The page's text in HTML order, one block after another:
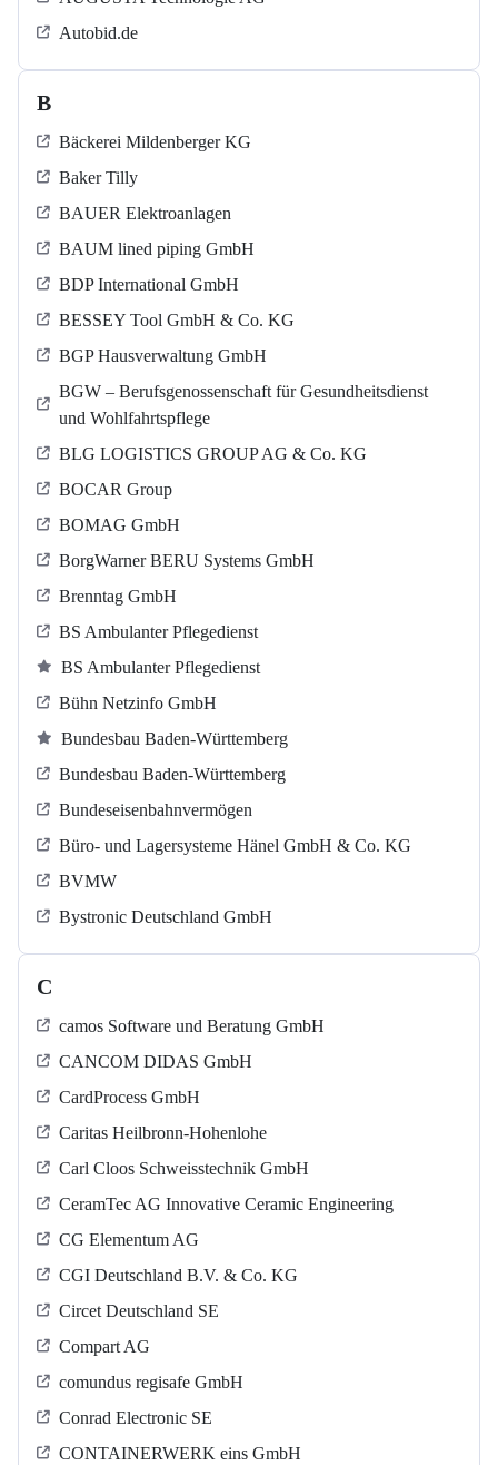
Autobid.de
B
Bäckerei Mildenberger KG
Baker Tilly
BAUER Elektroanlagen
BAUM lined piping GmbH
BDP International GmbH
BESSEY Tool GmbH & Co. KG
BGP Hausverwaltung GmbH
BGW – Berufsgenossenschaft für Gesundheitsdienst
und Wohlfahrtspflege
BLG LOGISTICS GROUP AG & Co. KG
BOCAR Group
BOMAG GmbH
BorgWarner BERU Systems GmbH
Brenntag GmbH
BS Ambulanter Pflegedienst
BS Ambulanter Pflegedienst
Bühn Netzinfo GmbH
Bundesbau Baden-Württemberg
Bundesbau Baden-Württemberg
Bundeseisenbahnvermögen
Büro- und Lagersysteme Hänel GmbH & Co. KG
BVMW
Bystronic Deutschland GmbH
C
camos Software und Beratung GmbH
CANCOM DIDAS GmbH
CardProcess GmbH
Caritas Heilbronn-Hohenlohe
Carl Cloos Schweisstechnik GmbH
CeramTec AG Innovative Ceramic Engineering
CG Elementum AG
CGI Deutschland B.V. & Co. KG
Circet Deutschland SE
Compart AG
comundus regisafe GmbH
Conrad Electronic SE
CONTAINERWERK eins GmbH